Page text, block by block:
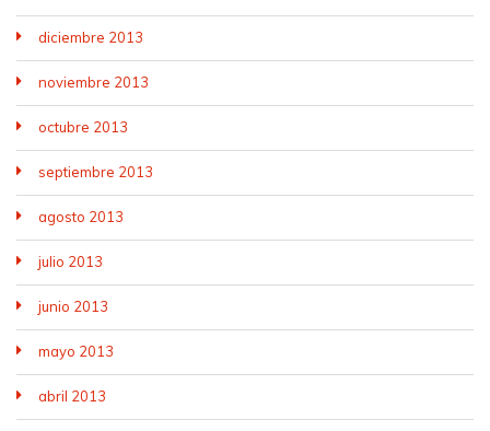
diciembre 2013
noviembre 2013
octubre 2013
septiembre 2013
agosto 2013
julio 2013
junio 2013
mayo 2013
abril 2013